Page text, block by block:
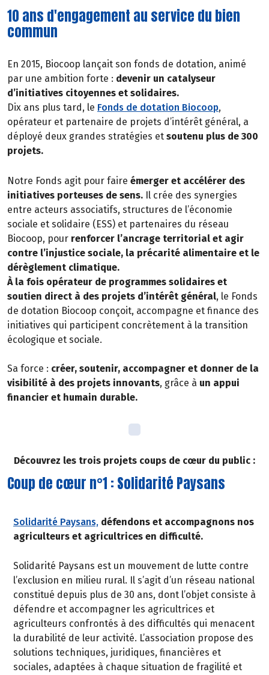
10 ans d'engagement au service du bien
commun
En 2015, Biocoop lançait son fonds de dotation, animé
par une ambition forte : devenir un catalyseur
d’initiatives citoyennes et solidaires.
Dix ans plus tard, le Fonds de dotation Biocoop,
opérateur et partenaire de projets d’intérêt général, a
déployé deux grandes stratégies et soutenu plus de 300
projets.
Notre Fonds agit pour faire émerger et accélérer des
initiatives porteuses de sens. Il crée des synergies
entre acteurs associatifs, structures de l’économie
sociale et solidaire (ESS) et partenaires du réseau
Biocoop, pour renforcer l’ancrage territorial et agir
contre l’injustice sociale, la précarité alimentaire et le
dérèglement climatique.
À la fois opérateur de programmes solidaires et
soutien direct à des projets d’intérêt général, le Fonds
de dotation Biocoop conçoit, accompagne et finance des
initiatives qui participent concrètement à la transition
écologique et sociale.
Sa force : créer, soutenir, accompagner et donner de la
visibilité à des projets innovants, grâce à un appui
financier et humain durable.
Découvrez les trois projets coups de cœur du public :
Coup de cœur n°1 : Solidarité Paysans
Solidarité Paysans, défendons et accompagnons nos
agriculteurs et agricultrices en difficulté.
Solidarité Paysans est un mouvement de lutte contre
l’exclusion en milieu rural. Il s’agit d’un réseau national
constitué depuis plus de 30 ans, dont l’objet consiste à
défendre et accompagner les agricultrices et
agriculteurs confrontés à des difficultés qui menacent
la durabilité de leur activité. L’association propose des
solutions techniques, juridiques, financières et
sociales, adaptées à chaque situation de fragilité et